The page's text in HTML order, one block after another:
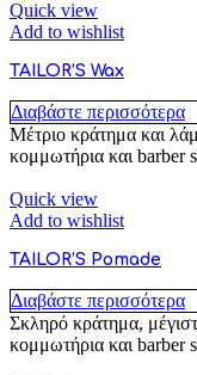
Quick view
Add to wishlist
TAILOR’S Wax
Διαβάστε περισσότερα
Μέτριο κράτημα και
κομμωτήρια και barber
Quick view
Add to wishlist
TAILOR’S Pomade
Διαβάστε περισσότερα
Σκληρό κράτημα,
κομμωτήρια και barber